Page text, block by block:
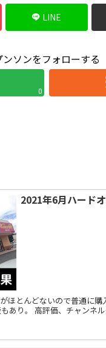
LINE
ンソンをフォローする
0
2021年6月ハード
ほとんどないので普通に購
あり。 高評価、チャンネ